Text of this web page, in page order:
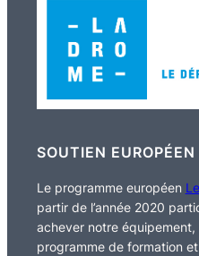
SOUTIEN EUROPÉEN
Le programme européen
partir de l’année 2020
achever notre équipement,
programme de formation